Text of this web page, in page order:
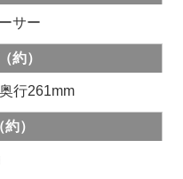
サー
約）
行261mm
）